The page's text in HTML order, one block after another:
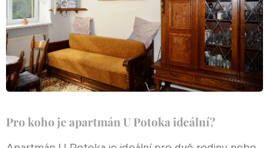
Pro koho je apartmán U Potoka ideální?